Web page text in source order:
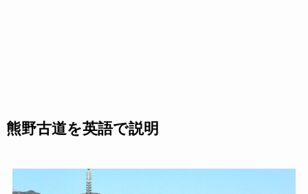
熊野古道を英語で説明